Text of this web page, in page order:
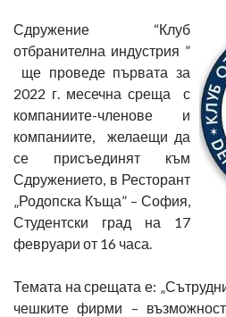
Сдружение “Клуб
отбранителна индустрия ”
ще проведе първата за
2022 г. месечна среща с
компаниите-членове и
компаниите, желаещи да
се присъединят към
Сдружението, в Ресторант
„Родопска Къща” – София,
Студентски град на 17
февруари от 16 часа.
Темата на срещата е:
чешките фирми –